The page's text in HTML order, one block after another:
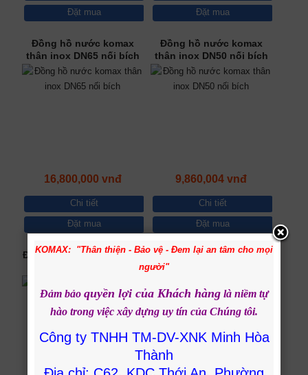
Đặt mua
Đặt mua
Đồng hồ nước komax
thân inox DN65 nối bích
16,800,000 vnđ
Chi tiết
Đặt mua
Đồng hồ nước komax
thân inox DN50 nối bích
9,860,004 vnđ
Chi tiết
Đặt mua
Đồng hồ nước inox DN40
Đồng hồ nước Komax
thân inox DN32 nối ren
KOMAX: "Thân thiện - Bảo vệ - Đem lại an tâm cho mọi
người"
Đảm bảo quyền lợi của Khách hànglà niềm tự
hào trong việc xây dựng uy tín của Chúng tôi.
Công ty TNHH TM-DV-XNK Minh Hòa
Thành